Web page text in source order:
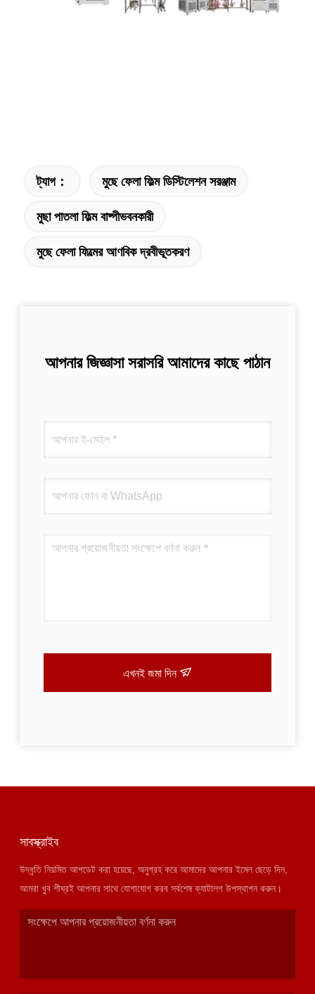
ট্যাগ： মুছে ফেলা ফিল্ম ডিস্টিলেশন সরঞ্জাম
মুছা পাতলা ফিল্ম বাষ্পীভবনকারী
মুছে ফেলা ফিল্মের আণবিক দ্রবীভূতকরণ
আপনার জিজ্ঞাসা সরাসরি আমাদের কাছে পাঠান
এখনই জমা দিন
সাবস্ক্রাইব
উদ্ধৃতি নিয়মিত আপডেট করা হয়েছে, অনুগ্রহ করে আমাদের আপনার ইমেল ছেড়ে দিন,
আমরা খুব শীঘ্রই আপনার সাথে যোগাযোগ করব সর্বশেষ ক্যাটালগ উপস্থাপন করুন।